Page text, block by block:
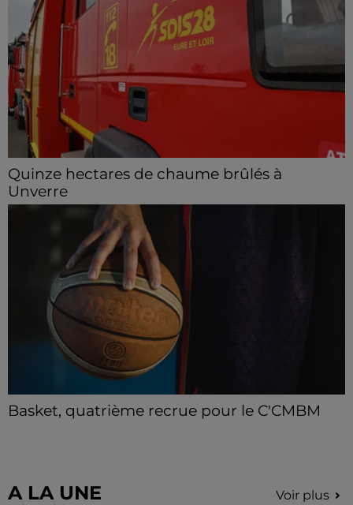
Quinze hectares de chaume brûlés à
Unverre
Deux personnes ont été prises en charge par les
secours après avoir inhalé des fumées.
Basket, quatrième recrue pour le C'CMBM
A LA UNE Voir plus